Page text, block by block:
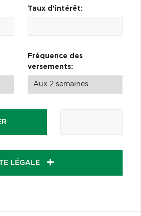
Taux d'intérêt:
Fréquence des
versements:
LÉGALE